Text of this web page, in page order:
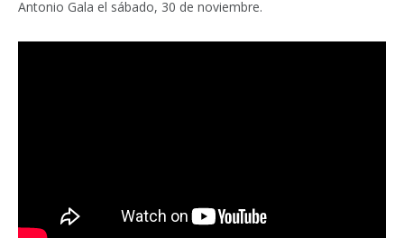
Antonio Gala el sábado, 30 de noviembre.